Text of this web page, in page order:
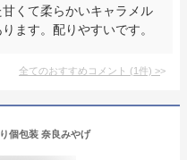
くて柔らかいキャラメル
ます。配りやすいです。
全てのおすすめコメント (1件) >
個包装 奈良みやげ